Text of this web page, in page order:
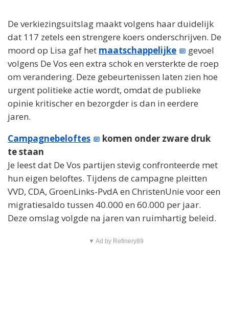
De verkiezingsuitslag maakt volgens haar duidelijk
dat 117 zetels een strengere koers onderschrijven. De
moord op Lisa gaf het maatschappelijke
gevoel
volgens De Vos een extra schok en versterkte de roep
om verandering. Deze gebeurtenissen laten zien hoe
urgent politieke actie wordt, omdat de publieke
opinie kritischer en bezorgder is dan in eerdere
jaren.
Campagnebeloftes
komen onder zware druk
te staan
Je leest dat De Vos partijen stevig confronteerde met
hun eigen beloftes. Tijdens de campagne pleitten
VVD, CDA, GroenLinks-PvdA en ChristenUnie voor een
migratiesaldo tussen 40.000 en 60.000 per jaar.
Deze omslag volgde na jaren van ruimhartig beleid.
▼ Ad by Refinery89